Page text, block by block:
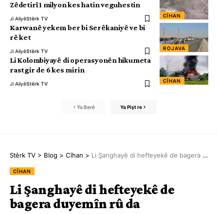
CÎHAN
Zêdetirî 1 milyon kes hatin veguhestin
Ji AliyêStêrk TV
ROJAVA
Karwanê yekem ber bi Serêkaniyê ve bi
rê ket
Ji AliyêStêrk TV
CÎHAN
Li Kolombiyayê di operasyonên hikumeta
rastgir de 6 kes mirin
Ji AliyêStêrk TV
Ya Berê Ya Pişt re
Stêrk TV > Blog > Cîhan > Li Şanghayê di hefteyekê de bagera duyemîn rû da
CÎHAN
Li Şanghayê di hefteyekê de
bagera duyemîn rû da